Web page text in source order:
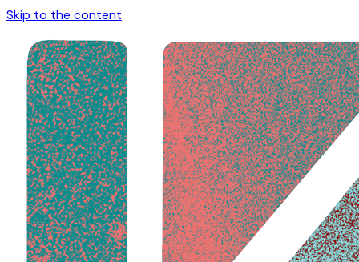
Skip to the content